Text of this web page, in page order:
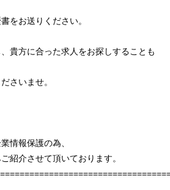
をお送りください。
貴方に合った求人をお探しすることも
さいませ。
情報保護の為、
紹介させて頂いております。